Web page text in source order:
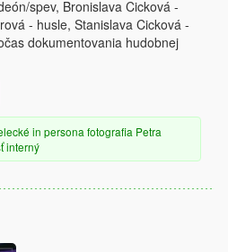
spev, Bronislava Cicková -
- husle, Stanislava Cicková -
dokumentovania hudobnej
in persona fotografia Petra
interný